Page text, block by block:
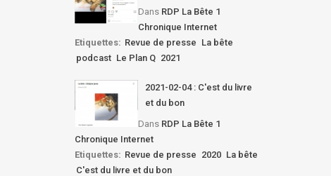
Dans RDP La Bête 1
Chronique Internet
Etiquettes: Revue de presse La bête
podcast Le Plan Q 2021
2021-02-04 : C'est du livre
et du bon
Dans RDP La Bête 1
Chronique Internet
Etiquettes: Revue de presse 2020 La bête
C'est du livre et du bon